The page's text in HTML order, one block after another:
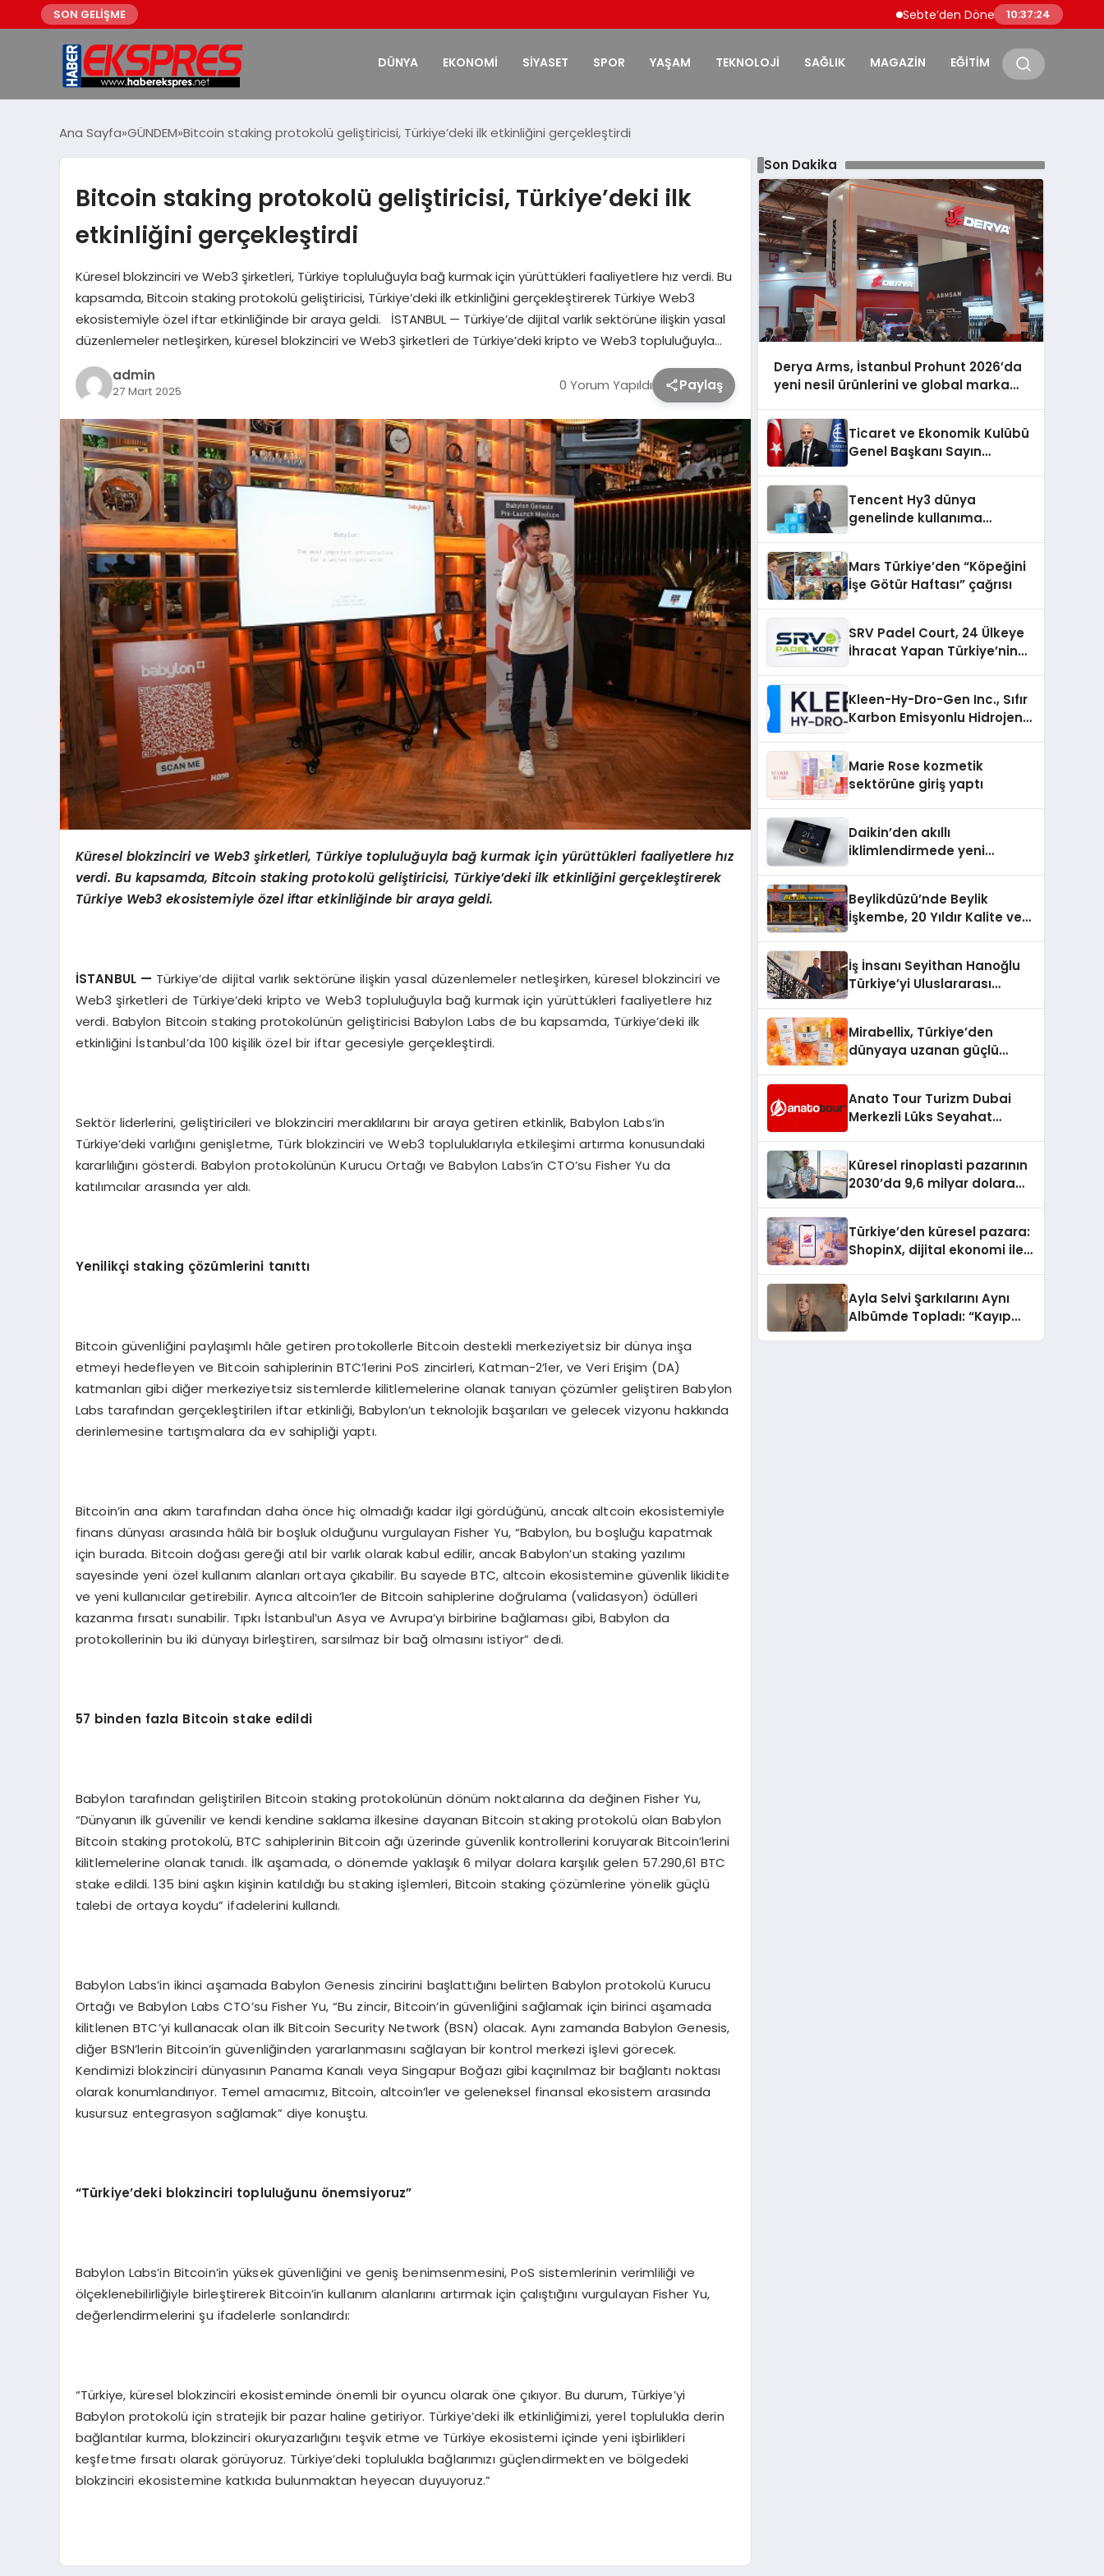
SON GELİŞME Sebte’den Dönen Faslı Göçmenlere Sınırda
10:37:25
DÜNYA EKONOMİ SİYASET SPOR YAŞAM TEKNOLOJİ SAĞLIK MAGAZİN EĞİTİM
Ana Sayfa GÜNDEM Bitcoin staking protokolü geliştiricisi, Türkiye’deki ilk etkinliğini gerçekleştirdi
Bitcoin staking protokolü geliştiricisi, Türkiye’deki ilk
etkinliğini gerçekleştirdi
Küresel blokzinciri ve Web3 şirketleri, Türkiye topluluğuyla bağ kurmak için yürüttükleri faaliyetlere hız verdi. Bu
kapsamda, Bitcoin staking protokolü geliştiricisi, Türkiye’deki ilk etkinliğini gerçekleştirerek Türkiye Web3
ekosistemiyle özel iftar etkinliğinde bir araya geldi. İSTANBUL — Türkiye’de dijital varlık sektörüne ilişkin yasal
düzenlemeler netleşirken, küresel blokzinciri ve Web3 şirketleri de Türkiye’deki kripto ve Web3 topluluğuyla…
admin
27 Mart 2025 0 Yorum Yapıldı Paylaş
Küresel blokzinciri ve Web3 şirketleri, Türkiye topluluğuyla bağ kurmak için yürüttükleri faaliyetlere hız
verdi. Bu kapsamda, Bitcoin staking protokolügeliştiricisi, Türkiye’deki ilk etkinliğini gerçekleştirerek
Türkiye Web3 ekosistemiyleözel iftar etkinliğinde bir araya geldi.
İSTANBUL — Türkiye’de dijital varlık sektörüne ilişkin yasal düzenlemeler netleşirken, küresel blokzinciri ve
Web3 şirketleri de Türkiye’deki kripto ve Web3 topluluğuyla bağ kurmak için yürüttükleri faaliyetlere hız
verdi. Babylon Bitcoin staking protokolünün geliştiricisi Babylon Labs de bu kapsamda, Türkiye’deki ilk
etkinliğini İstanbul’da 100 kişilik özel bir iftar gecesiyle gerçekleştirdi.
Sektör liderlerini, geliştiricileri ve blokzinciri meraklılarını bir araya getiren etkinlik, Babylon Labs’in
Türkiye’deki varlığını genişletme, Türk blokzinciri ve Web3 topluluklarıyla etkileşimi artırma konusundaki
kararlılığını gösterdi. Babylon protokolünün Kurucu Ortağı ve Babylon Labs’in CTO’su Fisher Yu da
katılımcılar arasında yer aldı.
Yenilikçi staking çözümlerini tanıttı
Bitcoin güvenliğini paylaşımlı hâle getiren protokollerle Bitcoin destekli merkeziyetsiz bir dünya inşa
etmeyi hedefleyen ve Bitcoin sahiplerinin BTC’lerini PoS zincirleri, Katman-2’ler, ve Veri Erişim (DA)
katmanları gibi diğer merkeziyetsiz sistemlerde kilitlemelerine olanak tanıyan çözümler geliştiren Babylon
Labs tarafından gerçekleştirilen iftar etkinliği, Babylon’un teknolojik başarıları ve gelecek vizyonu hakkında
derinlemesine tartışmalara da ev sahipliği yaptı.
Bitcoin’in ana akım tarafından daha önce hiç olmadığı kadar ilgi gördüğünü, ancak altcoin ekosistemiyle
finans dünyası arasında hâlâ bir boşluk olduğunu vurgulayan Fisher Yu, “Babylon, bu boşluğu kapatmak
için burada. Bitcoin doğası gereği atıl bir varlık olarak kabul edilir, ancak Babylon’un staking yazılımı
sayesinde yeni özel kullanım alanları ortaya çıkabilir. Bu sayede BTC, altcoin ekosistemine güvenlik likidite
ve yeni kullanıcılar getirebilir. Ayrıca altcoin’ler de Bitcoin sahiplerine doğrulama (validasyon) ödülleri
kazanma fırsatı sunabilir. Tıpkı İstanbul’un Asya ve Avrupa’yı birbirine bağlaması gibi, Babylon da
protokollerinin bu iki dünyayı birleştiren, sarsılmaz bir bağ olmasını istiyor” dedi.
57 binden fazla Bitcoin stake edildi
Babylon tarafından geliştirilen Bitcoin staking protokolünün dönüm noktalarına da değinen Fisher Yu,
“Dünyanın ilk güvenilir ve kendi kendine saklama ilkesine dayanan Bitcoin staking protokolü olan Babylon
Bitcoin staking protokolü, BTC sahiplerinin Bitcoin ağı üzerinde güvenlik kontrollerini koruyarak Bitcoin’lerini
kilitlemelerine olanak tanıdı. İlk aşamada, o dönemde yaklaşık 6 milyar dolara karşılık gelen 57.290,61 BTC
stake edildi. 135 bini aşkın kişinin katıldığı bu staking işlemleri, Bitcoin staking çözümlerine yönelik güçlü
talebi de ortaya koydu” ifadelerini kullandı.
Babylon Labs’in ikinci aşamada Babylon Genesis zincirini başlattığını belirten Babylon protokolü Kurucu
Ortağı ve Babylon Labs CTO’su Fisher Yu, “Bu zincir, Bitcoin’in güvenliğini sağlamak için birinci aşamada
kilitlenen BTC’yi kullanacak olan ilk Bitcoin Security Network (BSN) olacak. Aynı zamanda Babylon Genesis,
diğer BSN’lerin Bitcoin’in güvenliğinden yararlanmasını sağlayan bir kontrol merkezi işlevi görecek.
Kendimizi blokzinciri dünyasının Panama Kanalı veya Singapur Boğazı gibi kaçınılmaz bir bağlantı noktası
olarak konumlandırıyor. Temel amacımız, Bitcoin, altcoin’ler ve geleneksel finansal ekosistem arasında
kusursuz entegrasyon sağlamak” diye konuştu.
“Türkiye’deki blokzinciri topluluğunu önemsiyoruz”
Babylon Labs’in Bitcoin’in yüksek güvenliğini ve geniş benimsenmesini, PoS sistemlerinin verimliliği ve
ölçeklenebilirliğiyle birleştirerek Bitcoin’in kullanım alanlarını artırmak için çalıştığını vurgulayan Fisher Yu,
değerlendirmelerini şu ifadelerle sonlandırdı:
“Türkiye, küresel blokzinciri ekosisteminde önemli bir oyuncu olarak öne çıkıyor. Bu durum, Türkiye’yi
Babylon protokolü için stratejik bir pazar haline getiriyor. Türkiye’deki ilk etkinliğimizi, yerel toplulukla derin
bağlantılar kurma, blokzinciri okuryazarlığını teşvik etme ve Türkiye ekosistemi içinde yeni işbirlikleri
keşfetme fırsatı olarak görüyoruz. Türkiye’deki toplulukla bağlarımızı güçlendirmekten ve bölgedeki
blokzinciri ekosistemine katkıda bulunmaktan heyecan duyuyoruz.”
Son Dakika
Derya Arms, İstanbul Prohunt 2026’da
yeni nesil ürünlerini ve global marka
Ticaret ve Ekonomik Kulübü
Genel Başkanı Sayın
şunları kaydetti:
Tencent Hy3 dünya
genelinde kullanıma
Mars Türkiye’den “Köpeğini
İşe Götür Haftası” çağrısı
SRV Padel Court, 24 Ülkeye
İhracat Yapan Türkiye’nin
Kleen-Hy-Dro-Gen Inc., Sıfır
Karbon Emisyonlu Hidrojen
Aldı
Marie Rose kozmetik
sektörüne giriş yaptı
Daikin’den akıllı
iklimlendirmede yeni
Beylikdüzü’nde Beylik
İşkembe, 20 Yıldır Kalite ve
İş İnsanı Seyithan Hanoğlu
Türkiye’yi Uluslararası
Mirabellix, Türkiye’den
dünyaya uzanan güçlü
Anato Tour Turizm Dubai
Merkezli Lüks Seyahat
Küresel rinoplasti pazarının
2030’da 9,6 milyar dolara
Türkiye’den küresel pazara:
ShopinX, dijital ekonomi ile
Ayla Selvi Şarkılarını Aynı
Albümde Topladı: “Kayıp